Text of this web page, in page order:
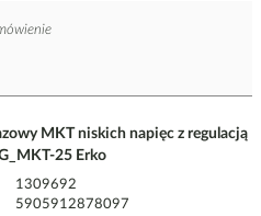
MKT niskich napięc z regulacją
25 Erko
1309692
5905912878097